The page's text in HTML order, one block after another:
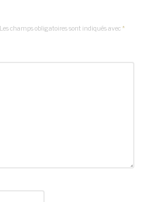
Les champs obligatoires sont indiqués avec *